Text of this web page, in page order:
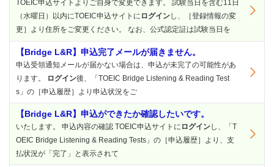
TOEIC申込サイトよりご自身で変更できます。 試験当日を含む11日
（水曜日）以内にTOEIC申込サイトに ログインし、［登録情報の変
更］より住所をご変更ください。 なお、公式認定証は試験当日を
【Bridge L&R】申込完了メールが届きません。
申込受領通知メールが届かない場合は、申込が未完了の可能性があ
ります。
ログイン後、「TOEIC Bridge Listening & Reading Test
s」の［申込履歴］より申込状況をご
【Bridge L&R】申込ができたか確認したいです。
いたします。 申込内容の確認 TOEIC申込サイトに ログインし、「T
OEIC Bridge Listening & Reading Tests」の［申込履歴］より、支
払状況が「完了」と表示されて